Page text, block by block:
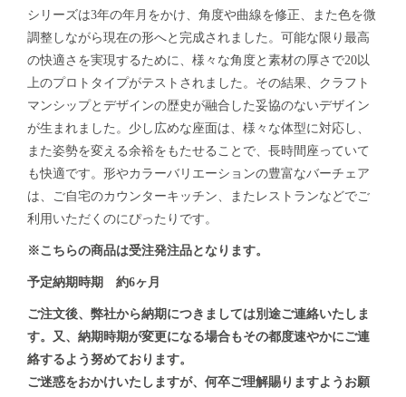
シリーズは3年の年月をかけ、角度や曲線を修正、また色を微
調整しながら現在の形へと完成されました。可能な限り最高
の快適さを実現するために、様々な角度と素材の厚さで20以
上のプロトタイプがテストされました。その結果、クラフト
マンシップとデザインの歴史が融合した妥協のないデザイン
が生まれました。少し広めな座面は、様々な体型に対応し、
また姿勢を変える余裕をもたせることで、長時間座っていて
も快適です。形やカラーバリエーションの豊富なバーチェア
は、ご自宅のカウンターキッチン、またレストランなどでご
利用いただくのにぴったりです。
※こちらの商品は受注発注品となります。
予定納期時期 約6ヶ月
ご注文後、弊社から納期につきましては別途ご連絡いたしま
す。又、納期時期が変更になる場合もその都度速やかにご連
絡するよう努めております。
ご迷惑をおかけいたしますが、何卒ご理解賜りますようお願